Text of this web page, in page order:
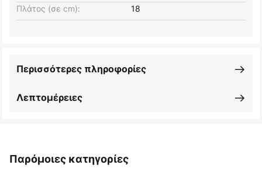
Πλάτος (σε cm): 18
Λεπτομέρειες
Περισσότερες πληροφορίες
Παρόμοιες κατηγορίες